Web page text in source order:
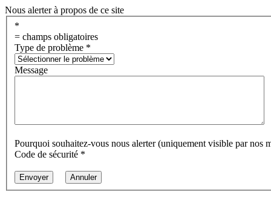
Nous alerter à propos de ce site
*
= champs obligatoires
Type de problème *
Message
Pourquoi souhaitez-vous nous alerter (uniquement visible par nos
Code de sécurité *